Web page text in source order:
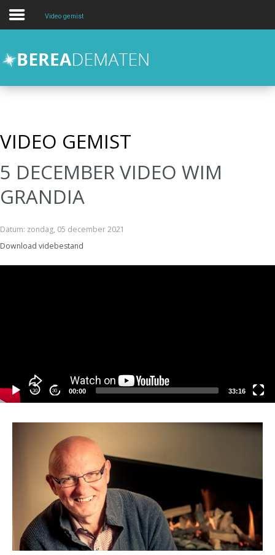
Contact
Zoeken
Video gemist
VIDEO GEMIST
5 DECEMBER VIDEO WIM
GRANDIA
Datum: zondag, 05 december 2021
Download videbestand
30 30 00:00 33:16